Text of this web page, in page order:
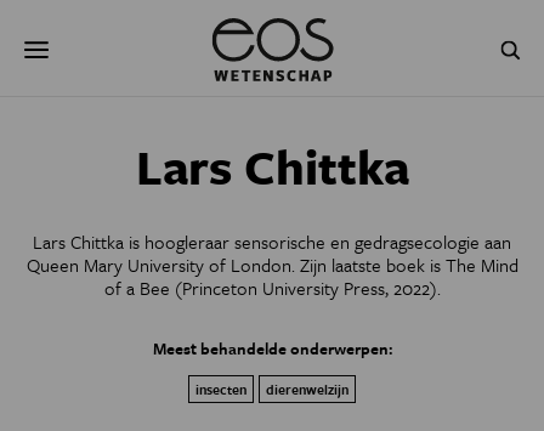
naar
GEZONDHEID RUIMTE
NATUURWETENSCHAPPEN GESCHIEDENIS
Lars Chittka
Lars Chittka is hoogleraar sensorische en gedragsecologie aan
Queen Mary University of London. Zijn laatste boek is The Mind
of a Bee (Princeton University Press, 2022).
Meest behandelde onderwerpen:
insecten dierenwelzijn